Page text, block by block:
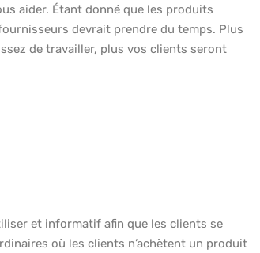
aider. Étant donné que les produits
devrait prendre du temps. Plus
de travailler, plus vos clients seront
et informatif afin que les clients se
où les clients n’achètent un produit